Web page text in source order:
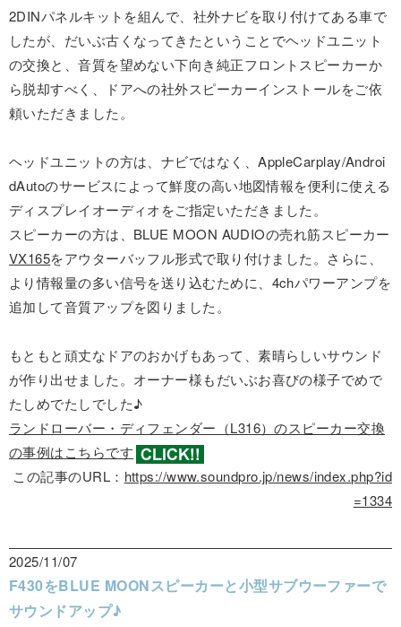
2DINパネルキットを組んで、社外ナビを取り付けてある車で
したが、だいぶ古くなってきたということでヘッドユニット
の交換と、音質を望めない下向き純正フロントスピーカーか
ら脱却すべく、ドアへの社外スピーカーインストールをご依
頼いただきました。
ヘッドユニットの方は、ナビではなく、AppleCarplay/Androi
dAutoのサービスによって鮮度の高い地図情報を便利に使える
ディスプレイオーディオをご指定いただきました。
スピーカーの方は、BLUE MOON AUDIOの売れ筋スピーカー
VX165をアウターバッフル形式で取り付けました。さらに、
より情報量の多い信号を送り込むために、4chパワーアンプを
追加して音質アップを図りました。
もともと頑丈なドアのおかげもあって、素晴らしいサウンド
が作り出せました。オーナー様もだいぶお喜びの様子でめで
たしめでたしでした♪
ランドローバー・ディフェンダー（L316）のスピーカー交換
の事例はこちらです
この記事のURL： https://www.soundpro.jp/news/index.php?id
=1334
2025/11/07
F430をBLUE MOONスピーカーと小型サブウーファーで
サウンドアップ♪